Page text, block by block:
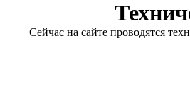
Сейчас на сайте проводятся